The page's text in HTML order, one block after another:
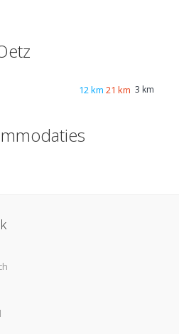
12 km 21 km 3 km